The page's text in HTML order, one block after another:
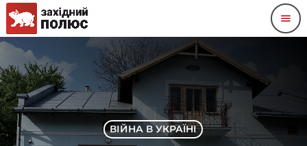
menu
ВІЙНА В УКРАЇНІ